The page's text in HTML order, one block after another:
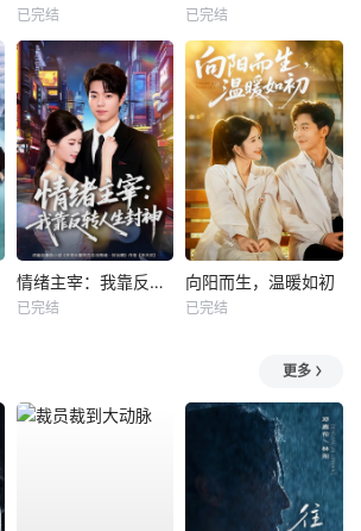
已完结 已完结
情绪主宰：我靠反转人生封神
已完结
向阳而生，温暖如初
已完结
更多